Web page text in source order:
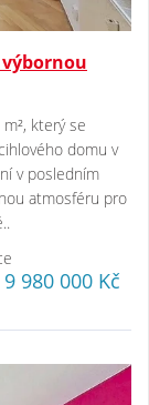
který se
domu v
v posledním
atmosféru pro
9 980 000 Kč